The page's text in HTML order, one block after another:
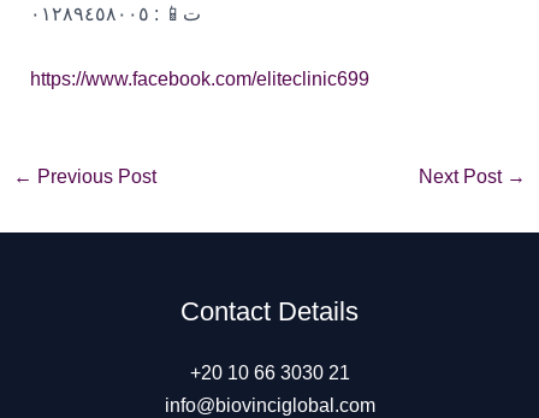
ت📱 : ٠١٢٨٩٤٥٨٠٠٥
https://www.facebook.com/eliteclinic699
Post
← Previous Post Next Post →
Contact Details
+20 10 66 3030 21
info@biovinciglobal.com